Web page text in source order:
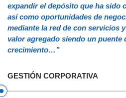
expandir el depósito que ha sido
así como oportunidades de
mediante la red de con servicios
valor agregado siendo un puente
crecimiento…”
GESTIÓN CORPORATIVA